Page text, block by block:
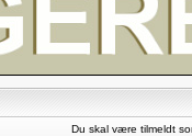
Du skal være tilmeldt